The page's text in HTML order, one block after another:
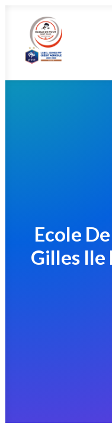
CEUX QUI NOUS
ADHÉRER
Ecole
Gilles Ile